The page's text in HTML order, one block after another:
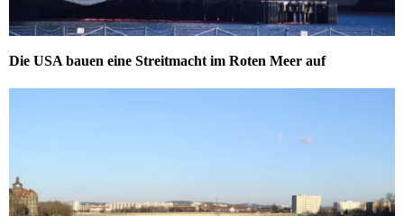
Die USA bauen eine Streitmacht im Roten Meer auf